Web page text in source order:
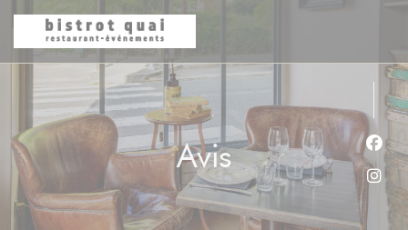
Personnalisation de vos choix en matière de cookies
Avis